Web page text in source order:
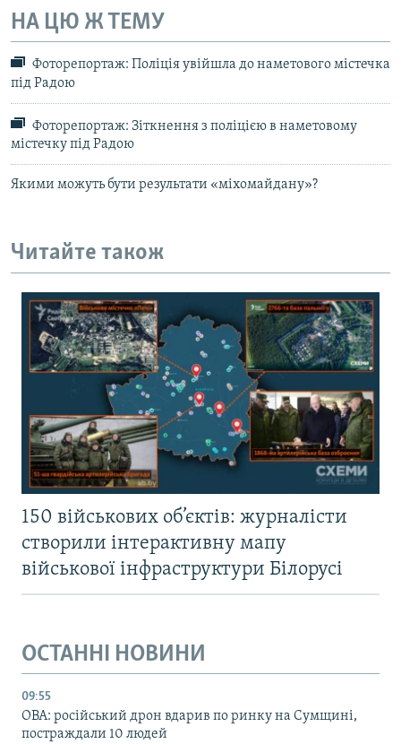
НА ЦЮ Ж ТЕМУ
Фоторепортаж: Поліція увійшла до наметового містечка
під Радою
Фоторепортаж: Зіткнення з поліцією в наметовому
містечку під Радою
Якими можуть бути результати «міхомайдану»?
Читайте також
150 військових об’єктів: журналісти
створили інтерактивну мапу
військової інфраструктури Білорусі
ОСТАННІ НОВИНИ
09:55
ОВА: російський дрон вдарив по ринку на Сумщині,
постраждали 10 людей